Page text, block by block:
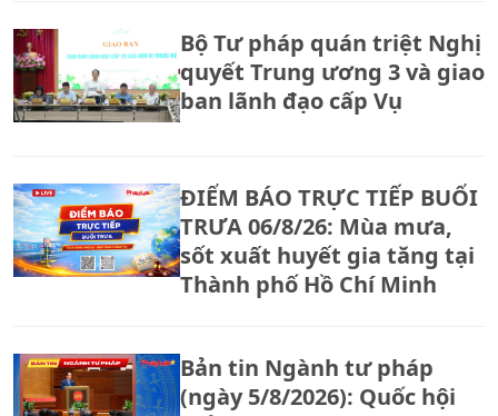
Bộ Tư pháp quán triệt Nghị
quyết Trung ương 3 và giao
ban lãnh đạo cấp Vụ
ĐIỂM BÁO TRỰC TIẾP BUỔI
TRƯA 06/8/26: Mùa mưa,
sốt xuất huyết gia tăng tại
Thành phố Hồ Chí Minh
Bản tin Ngành tư pháp
(ngày 5/8/2026): Quốc hội